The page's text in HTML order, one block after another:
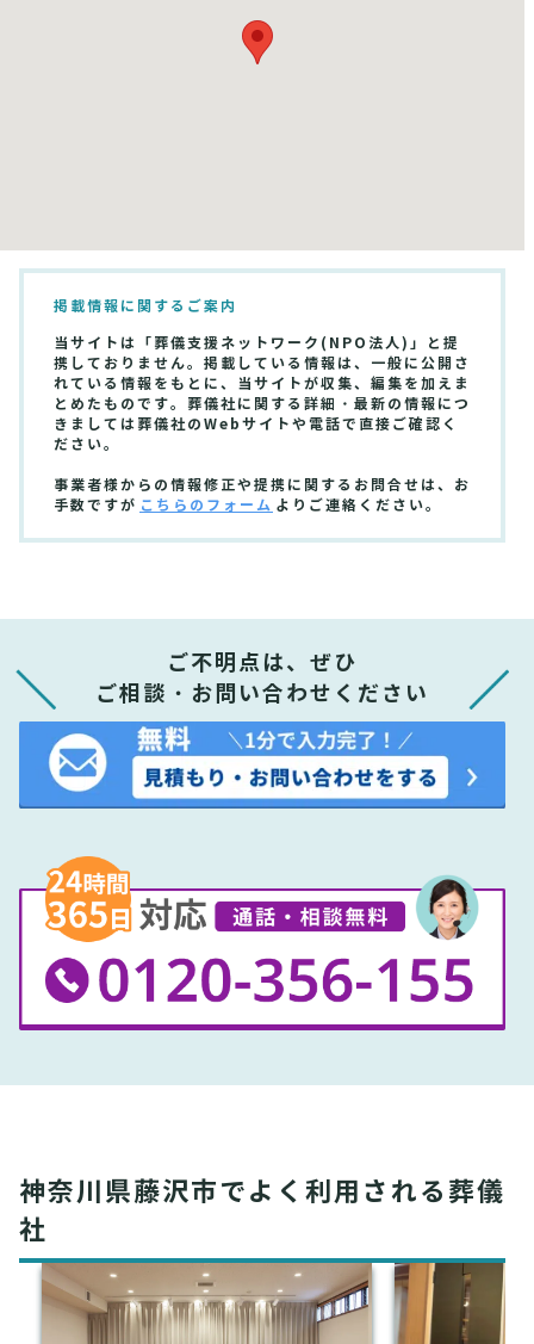
掲載情報に関するご案内
当サイトは「葬儀支援ネットワーク(NPO法人)」と提
携しておりません。掲載している情報は、一般に公開さ
れている情報をもとに、当サイトが収集、編集を加えま
とめたものです。葬儀社に関する詳細・最新の情報につ
きましては葬儀社のWebサイトや電話で直接ご確認く
ださい。
事業者様からの情報修正や提携に関するお問合せは、お
手数ですが こちらのフォーム よりご連絡ください。
ご不明点は、ぜひ
ご相談・お問い合わせください
神奈川県藤沢市でよく利用される葬儀
社